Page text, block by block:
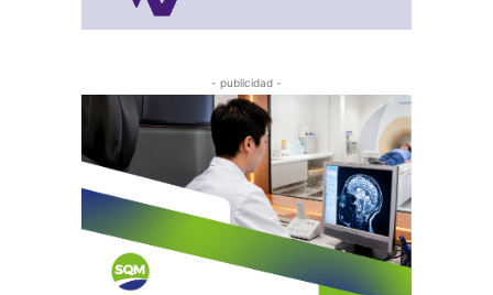
- publicidad -